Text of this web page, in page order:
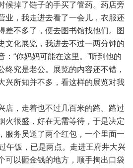
候掉了链子的手买了管药。药店旁
业，我走进去看了一会儿，衣服还
差不多了，便去图书馆找他们。图
文化展览，我进去不过一两分钟的
：“你妈妈可能在这里。”听到他的
终究是老公。展览的内容还不错，
兴所知并不多，看这样的展览对我
店，走着也不过几百米的路。路过
火很盛，好在无需等待，于是决定
服务员送了两个红包，一个里面一
午饭，已是两点。走进王府井大兴
可以砸金钱的地方，顺手掏出口袋